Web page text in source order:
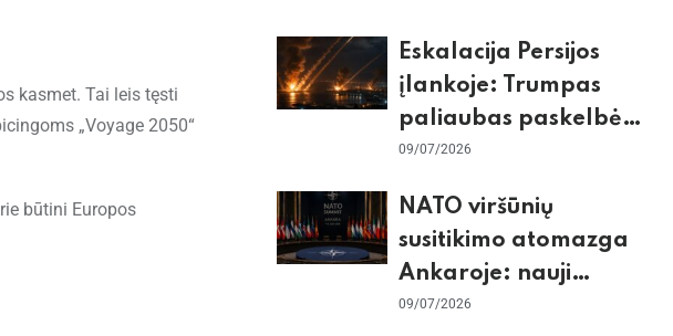
kasmet. Tai leis tęsti
„Voyage 2050“
būtini Europos
žiemos krizės grėsmė
Eskalacija Persijos
įlankoje: Trumpas
paliaubas paskelbė
baigtomis, JAV
taikinių Irane
09/07/2026
NATO viršūnių
susitikimo atomazga
Ankaroje: nauji
įsipareigojimai
09/07/2026